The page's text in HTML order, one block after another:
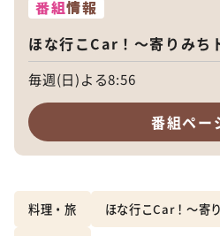
番組情報
ほな行こCar！～寄りみち
毎週(日)よる8:56
番組ペー
料理・旅 ほな行こCar！～寄